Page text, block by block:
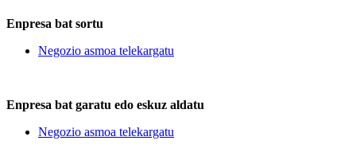
Enpresa bat sortu
Negozio asmoa telekargatu
Enpresa bat garatu edo eskuz aldatu
Negozio asmoa telekargatu